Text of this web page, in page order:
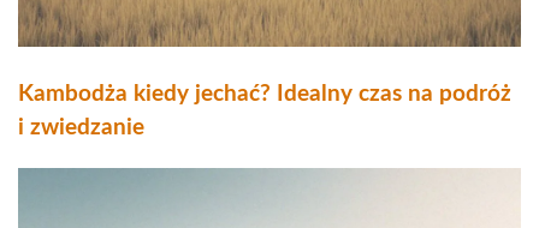
Kambodża kiedy jechać? Idealny czas na podróż
i zwiedzanie